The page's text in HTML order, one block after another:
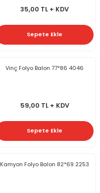
35,00 TL + KDV
Sepete Ekle
Vinç Folyo Balon 77*86 4046
59,00 TL + KDV
Sepete Ekle
Kamyon Folyo Balon 82*69 2253